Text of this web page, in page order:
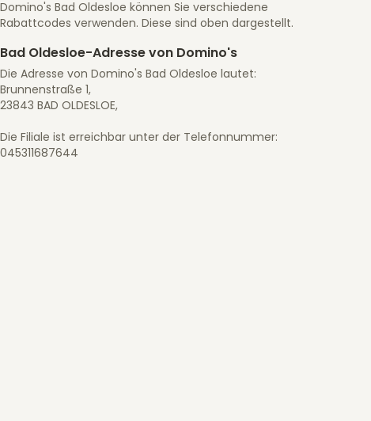
Domino's Bad Oldesloe können Sie verschiedene
Rabattcodes verwenden. Diese sind oben dargestellt.
Bad Oldesloe-Adresse von Domino's
Die Adresse von Domino's Bad Oldesloe lautet:
Brunnenstraße 1,
23843 BAD OLDESLOE,
Die Filiale ist erreichbar unter der Telefonnummer:
045311687644